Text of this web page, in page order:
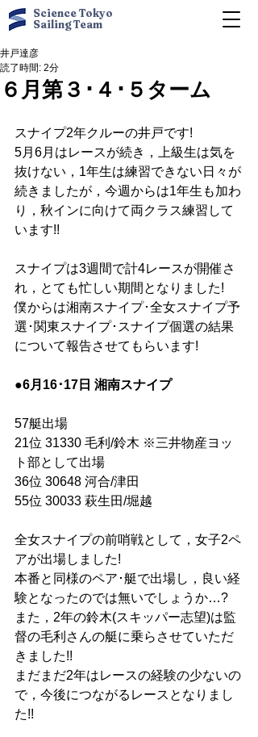
Science Tokyo
Sailing Team
６月第３･４･５ターム
井戸達彦
読了時間: 2分
スナイプ2年クルーの井戸です!
5月6月はレースが続き，上級生は気を
抜けない，1年生は練習できない日々が
続きましたが，今週からは1年生も加わ
り，秋インに向けて両クラス練習して
います!!
スナイプは3週間で計4レースが開催さ
れ，とても忙しい期間となりました!
僕からは湘南スナイプ･全女スナイプ予
選･関東スナイプ･スナイプ個選の結果
について報告させてもらいます!
●6月16･17日 湘南スナイプ
57艇出場
21位 31330 毛利/鈴木 ※三井物産ヨッ
ト部として出場
36位 30648 河合/津田
55位 30033 萩生田/堀越
全女スナイプの前哨戦として，女子2ペ
アが出場しました!
本番と同様のペア･艇で出場し，良い経
験となったのでは無いでしょうか…?
また，2年の鈴木(スキッパー志望)は監
督の毛利さんの艇に乗らさせていただ
きました!!
まだまだ2年はレースの経験の少ないの
で，今後につながるレースとなりまし
た!!